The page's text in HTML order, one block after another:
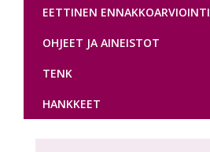
EETTINEN ENNAKKOARVIOINTI
OHJEET JA AINEISTOT
TENK
HANKKEET